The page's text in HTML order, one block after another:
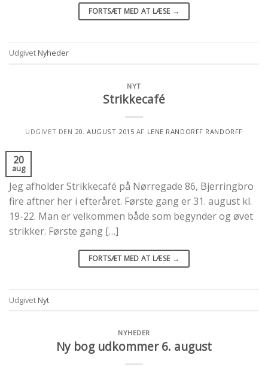
FORTSÆT MED AT LÆSE →
Udgivet Nyheder
NYT
Strikkecafé
UDGIVET DEN 20. AUGUST 2015 AF LENE RANDORFF RANDORFF
20
aug
Jeg afholder Strikkecafé på Nørregade 86, Bjerringbro
fire aftner her i efteråret. Første gang er 31. august kl.
19-22. Man er velkommen både som begynder og øvet
strikker. Første gang […]
FORTSÆT MED AT LÆSE →
Udgivet Nyt
NYHEDER
Ny bog udkommer 6. august